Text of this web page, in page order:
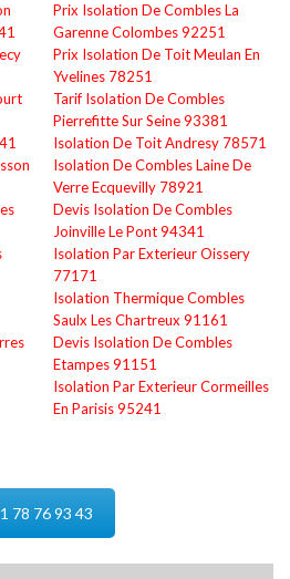
Prix Isolation De Combles La
Garenne Colombes 92251
Prix Isolation De Toit Meulan En
Yvelines 78251
Tarif Isolation De Combles
Pierrefitte Sur Seine 93381
Isolation De Toit Andresy 78571
Isolation De Combles Laine De
Verre Ecquevilly 78921
Devis Isolation De Combles
Joinville Le Pont 94341
Isolation Par Exterieur Oissery
77171
Isolation Thermique Combles
Saulx Les Chartreux 91161
Devis Isolation De Combles
Etampes 91151
Isolation Par Exterieur Cormeilles
En Parisis 95241
78 76 93 43